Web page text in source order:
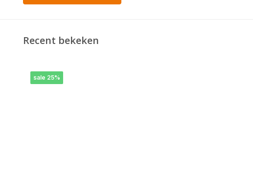
Recent bekeken
sale 25%